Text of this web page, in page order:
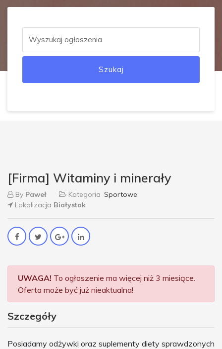
Szukaj
[Firma] Witaminy i minerały
By Paweł Kategoria Sportowe
Lokalizacja Białystok
UWAGA! To ogłoszenie ma więcej niż 3 miesiące.
Oferta może być już nieaktualna!
Szczegóły
Posiadamy odżywki oraz suplementy diety sprawdzonych